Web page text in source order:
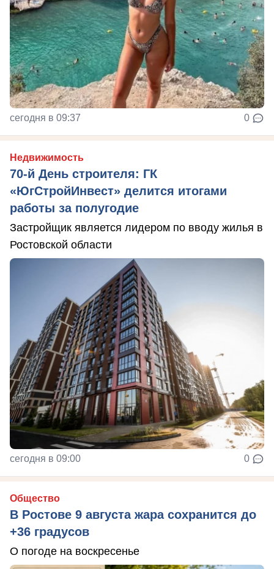
сегодня в 09:37 0
Недвижимость
70-й День строителя: ГК
«ЮгСтройИнвест» делится итогами
работы за полугодие
Застройщик является лидером по вводу жилья в
Ростовской области
сегодня в 09:00 0
Общество
В Ростове 9 августа жара сохранится до
+36 градусов
О погоде на воскресенье